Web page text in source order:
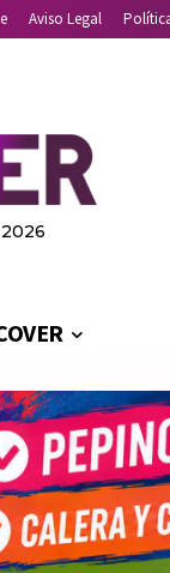
Aviso Legal